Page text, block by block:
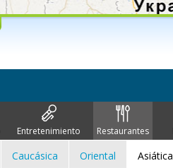
Entretenimiento Restaurantes
Caucásica Oriental Asiática